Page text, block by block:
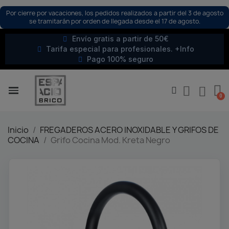
Por cierre por vacaciones, los pedidos realizados a partir del 3 de agosto
se tramitarán por orden de llegada desde el 17 de agosto.
Envío gratis a partir de 50€
Tarifa especial para profesionales. +Info
Pago 100% seguro
Inicio
FREGADEROS ACERO INOXIDABLE Y GRIFOS DE
COCINA
Grifo Cocina Mod. Kreta Negro